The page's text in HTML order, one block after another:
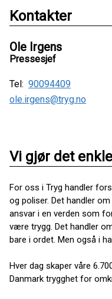
Kontakter
Ole Irgens
Pressesjef
Tel: 90094409
ole.irgens@tryg.no
Vi gjør det
For oss i Tryg handler
og poliser. Det handler
ansvar i en verden som
være trygg. Det handler
bare i ordet. Men også i
Hver dag skaper våre
Danmark trygghet for